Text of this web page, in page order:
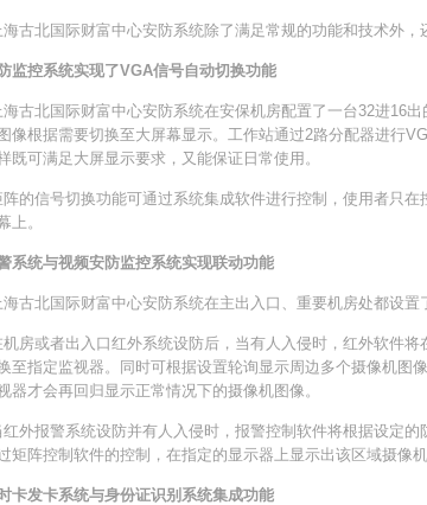
北国际财富中心安防系统除了满足常规的功能和技术外，
监控系统实现了VGA信号自动切换功能
北国际财富中心安防系统在安保机房配置了一台32进16出
像根据需要切换至大屏幕显示。工作站通过2路分配器进行
既可满足大屏显示要求，又能保证日常使用。
信号切换功能可通过系统集成软件进行控制，使用者只在
上。
系统与视频安防监控系统实现联动功能
北国际财富中心安防系统在主出入口、重要机房处都设置
或者出入口红外系统设防后，当有人入侵时，红外软件将
至指定监视器。同时可根据设置轮询显示周边多个摄像机图
器才会再回归显示正常情况下的摄像机图像。
报警系统设防并有人入侵时，报警控制软件将根据设定的
矩阵控制软件的控制，在指定的显示器上显示出该区域摄像机
卡发卡系统与身份证识别系统集成功能